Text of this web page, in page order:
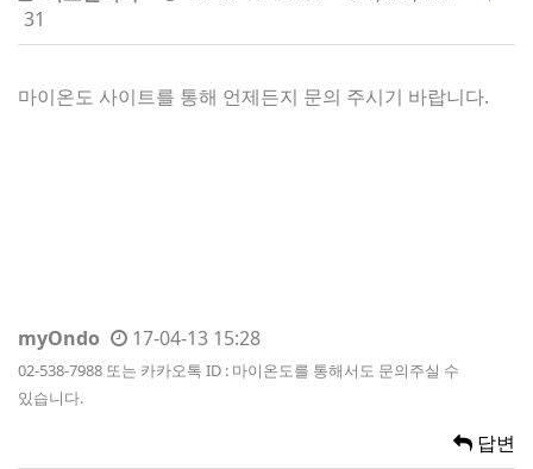
31
마이온도 사이트를 통해 언제든지 문의 주시기 바랍니다.
myOndo 17-04-13 15:28
02-538-7988 또는 카카오톡 ID : 마이온도를 통해서도 문의주실 수
있습니다.
답변